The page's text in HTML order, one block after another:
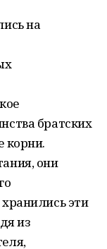
на
братских
корни.
они
эти
из